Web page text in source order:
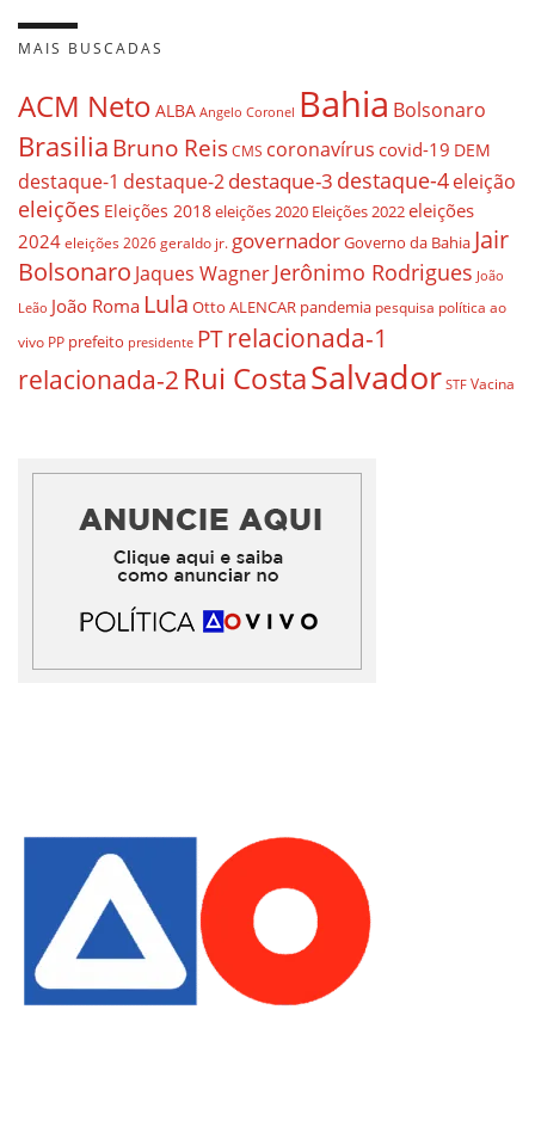
MAIS BUSCADAS
ACM Neto ALBA Angelo Coronel Bahia Bolsonaro
BrasiliaBruno ReisCMS coronavírus covid-19 DEM
destaque-1 destaque-2destaque-3 destaque-4eleição
eleições Eleições 2018eleições 2020 Eleições 2022eleições
2024 eleições 2026 geraldo jr. governadorGoverno da Bahia Jair
Bolsonaro Jaques WagnerJerônimo Rodrigues João
Leão João Roma Lula Otto ALENCAR pandemia pesquisa política ao
vivo PP prefeito presidente PTrelacionada-1
relacionada-2 Rui CostaSalvador STF Vacina